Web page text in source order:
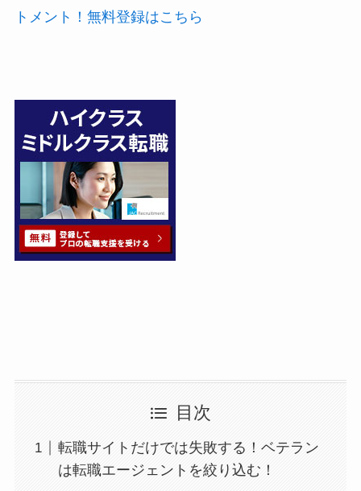
トメント！無料登録はこちら
目次
転職サイトだけでは失敗する！ベテラン
は転職エージェントを絞り込む！